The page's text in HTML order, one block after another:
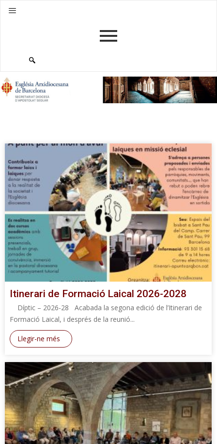
Itinerari de Formació Laical 2026-2028
Díptic – 2026-28 Acabada la segona edició de l’Itinerari de
Formació Laical, i després de la reunió...
Llegir-ne més